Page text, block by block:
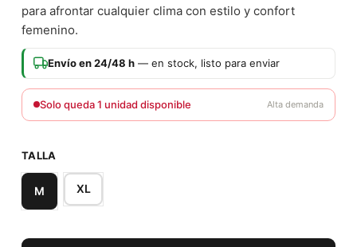
para afrontar cualquier clima con estilo y confort
femenino.
Envío en 24/48 h — en stock, listo para enviar
Solo queda 1 unidad disponible Alta demanda
TALLA
M XL